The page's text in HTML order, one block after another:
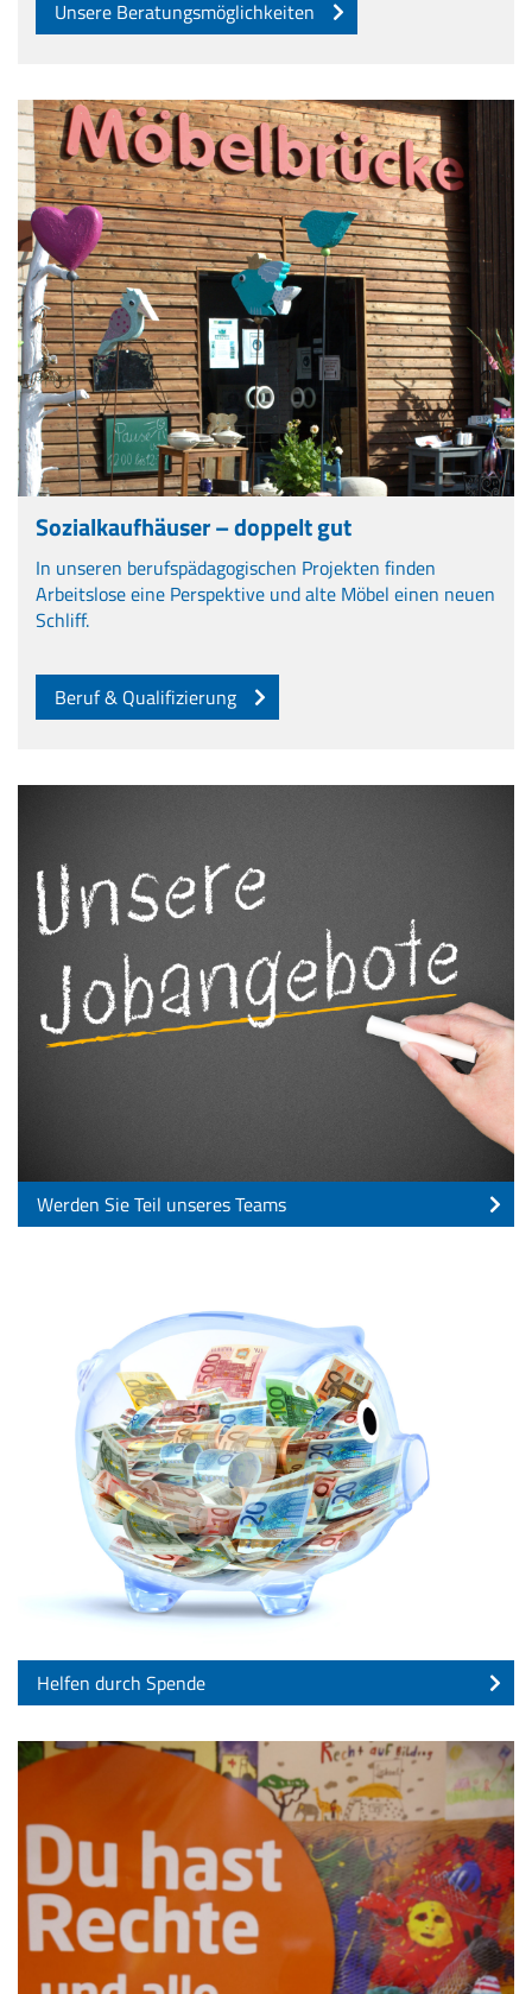
Unsere Beratungsmöglichkeiten
Sozialkaufhäuser – doppelt gut
In unseren berufspädagogischen Projekten finden
Arbeitslose eine Perspektive und alte Möbel einen neuen
Schliff.
Beruf & Qualifizierung
Werden Sie Teil unseres Teams
Helfen durch Spende